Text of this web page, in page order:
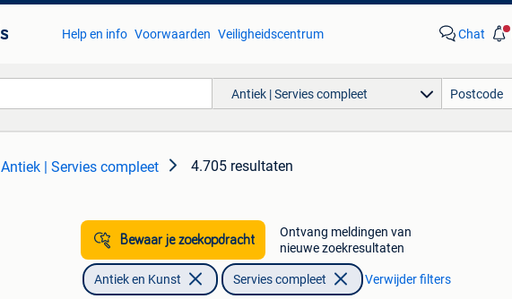
Help en info Voorwaarden Veiligheidscentrum Chat
Antiek | Servies compleet
Antiek | Servies compleet 4.705 resultaten
Bewaar je zoekopdracht
Ontvang meldingen van
nieuwe zoekresultaten
Antiek en Kunst Servies compleet Verwijder filters